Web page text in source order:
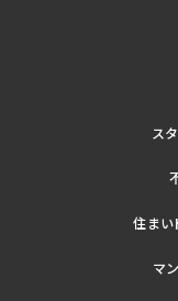
ス
住まい
マ